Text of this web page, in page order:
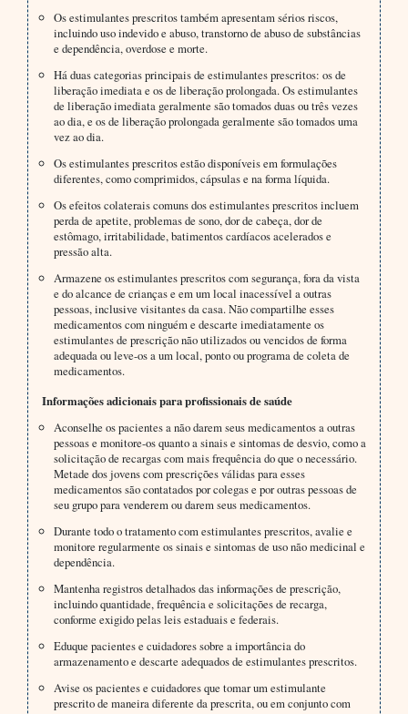
Os estimulantes prescritos também apresentam sérios riscos,
incluindo uso indevido e abuso, transtorno de abuso de substâncias
e dependência, overdose e morte.
Há duas categorias principais de estimulantes prescritos: os de
liberação imediata e os de liberação prolongada. Os estimulantes
de liberação imediata geralmente são tomados duas ou três vezes
ao dia, e os de liberação prolongada geralmente são tomados uma
vez ao dia.
Os estimulantes prescritos estão disponíveis em formulações
diferentes, como comprimidos, cápsulas e na forma líquida.
Os efeitos colaterais comuns dos estimulantes prescritos incluem
perda de apetite, problemas de sono, dor de cabeça, dor de
estômago, irritabilidade, batimentos cardíacos acelerados e
pressão alta.
Armazene os estimulantes prescritos com segurança, fora da vista
e do alcance de crianças e em um local inacessível a outras
pessoas, inclusive visitantes da casa. Não compartilhe esses
medicamentos com ninguém e descarte imediatamente os
estimulantes de prescrição não utilizados ou vencidos de forma
adequada ou leve-os a um local, ponto ou programa de coleta de
medicamentos.
Informações adicionais para profissionais de saúde
Aconselhe os pacientes a não darem seus medicamentos a outras
pessoas e monitore-os quanto a sinais e sintomas de desvio, como a
solicitação de recargas com mais frequência do que o necessário.
Metade dos jovens com prescrições válidas para esses
medicamentos são contatados por colegas e por outras pessoas de
seu grupo para venderem ou darem seus medicamentos.
Durante todo o tratamento com estimulantes prescritos, avalie e
monitore regularmente os sinais e sintomas de uso não medicinal e
dependência.
Mantenha registros detalhados das informações de prescrição,
incluindo quantidade, frequência e solicitações de recarga,
conforme exigido pelas leis estaduais e federais.
Eduque pacientes e cuidadores sobre a importância do
armazenamento e descarte adequados de estimulantes prescritos.
Avise os pacientes e cuidadores que tomar um estimulante
prescrito de maneira diferente da prescrita, ou em conjunto com